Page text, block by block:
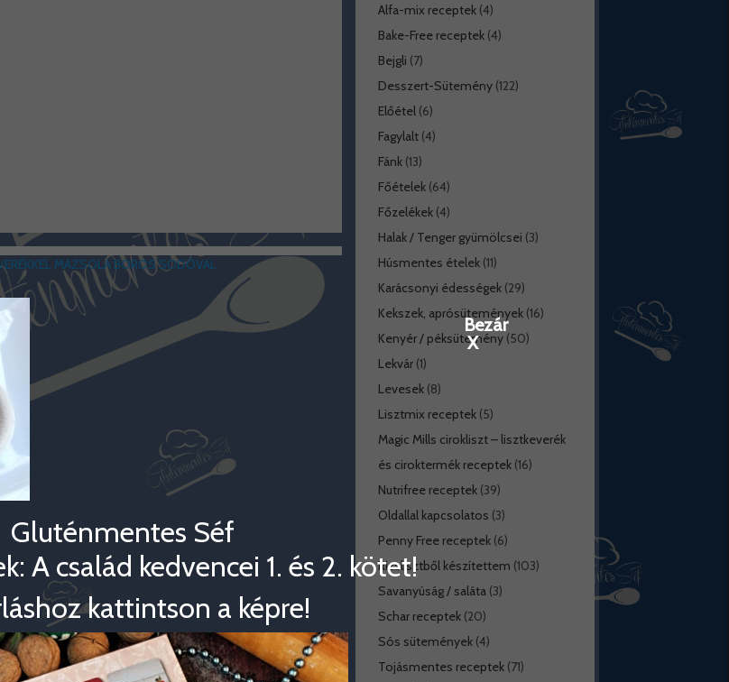
MAZSOLA BOROS SODÓVAL
Alfa-mix receptek(4)
Bake-Free receptek(4)
Bejgli (7)
Desszert-Sütemény(122)
Előétel(6)
Fagylalt(4)
Fánk(13)
Főételek(64)
Főzelékek(4)
Halak / Tenger gyümölcsei (3)
Húsmentes ételek(11)
Karácsonyi édességek(29)
Kekszek, aprósütemények(16)
Kenyér / péksütemény(50)
Lekvár(1)
Levesek(8)
Lisztmix receptek(5)
Magic Mills cirokliszt – lisztkeverék
és ciroktermék receptek(16)
Nutrifree receptek(39)
Oldallal kapcsolatos (3)
Penny Free receptek(6)
Rizslisztből készítettem (103)
Savanyúság / saláta(3)
Schar receptek(20)
Sós sütemények(4)
Tojásmentes receptek(71)
Gluténmentes Séf
A család kedvencei 1. és 2. kötet!
kattintson a képre!
Bezár
X